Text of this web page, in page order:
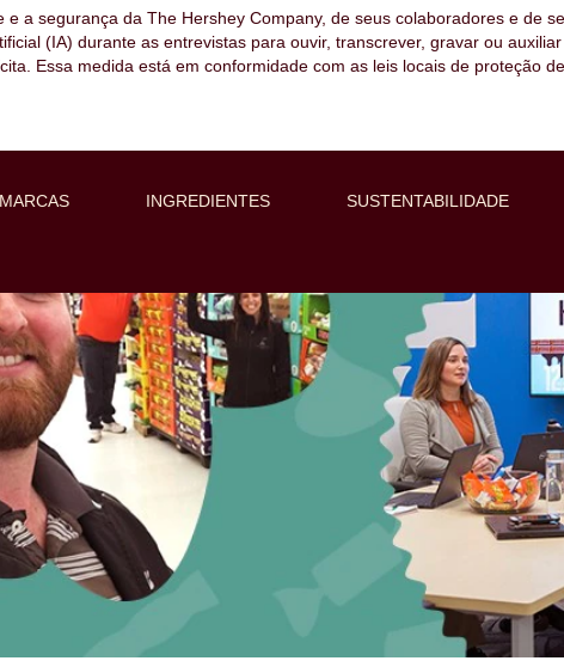
a segurança da The Hershey Company, de seus colaboradores e de
(IA) durante as entrevistas para ouvir, transcrever, gravar ou
Essa medida está em conformidade com as leis locais de proteção
MARCAS INGREDIENTES SUSTENTABILIDADE